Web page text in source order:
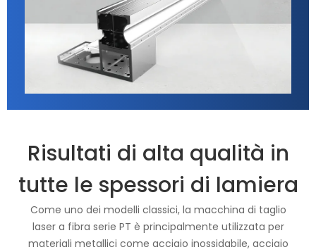
Risultati di alta qualità in
tutte le spessori di lamiera
Come uno dei modelli classici, la macchina di taglio
laser a fibra serie PT è principalmente utilizzata per
materiali metallici come acciaio inossidabile, acciaio